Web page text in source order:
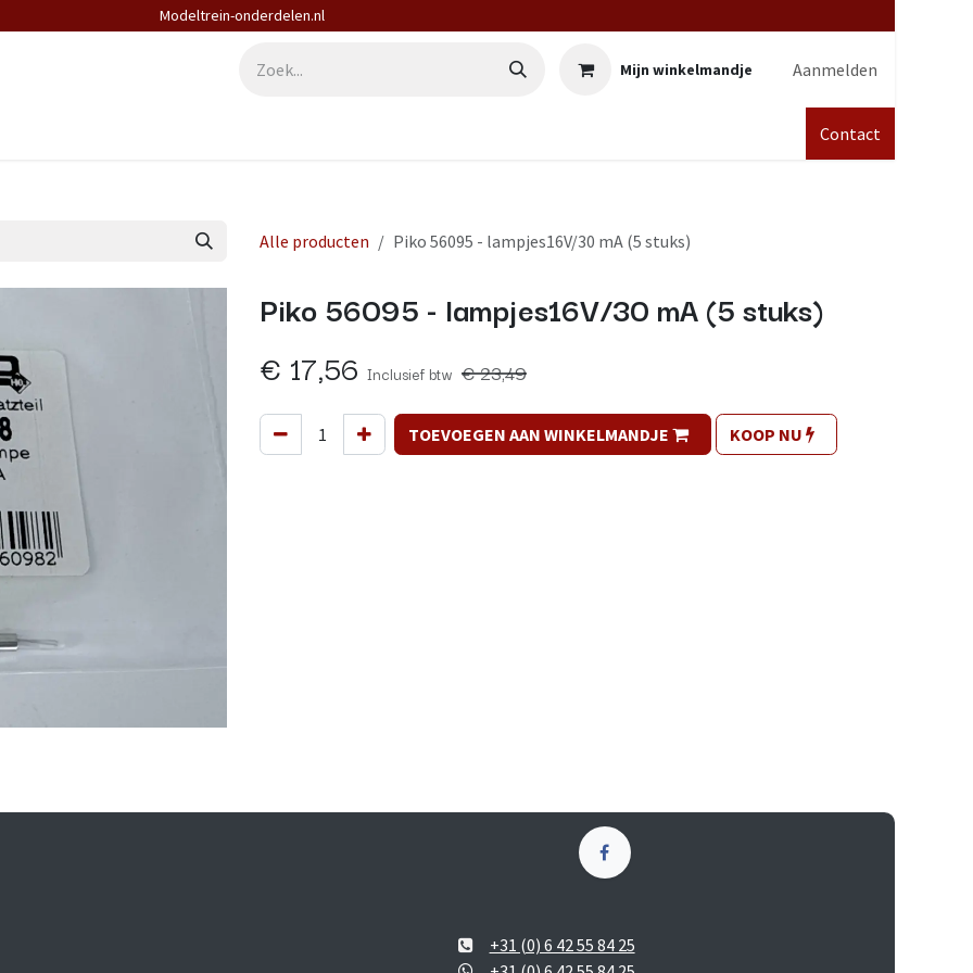
Modeltrein-onderdelen.nl
Mijn winkelmandje Aanmelden
Contact
Alle producten Piko 56095 - lampjes16V/30 mA (5 stuks)
Piko 56095 - lampjes16V/30 mA (5 stuks)
€ 17,56 Inclusief btw €23,49
TOEVOEGEN AAN WINKELMANDJE KOOP NU
+31 (0) 6 42 55 84 25